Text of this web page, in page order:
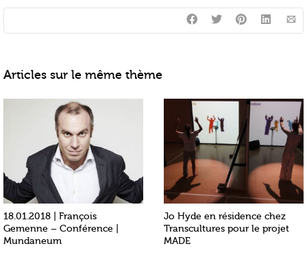
Articles sur le même thème
18.01.2018 | François
Gemenne – Conférence |
Mundaneum
Jo Hyde en résidence chez
Transcultures pour le projet
MADE